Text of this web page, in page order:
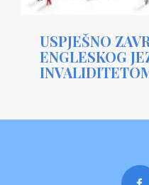
USPJEŠNO
ENGLESKOG